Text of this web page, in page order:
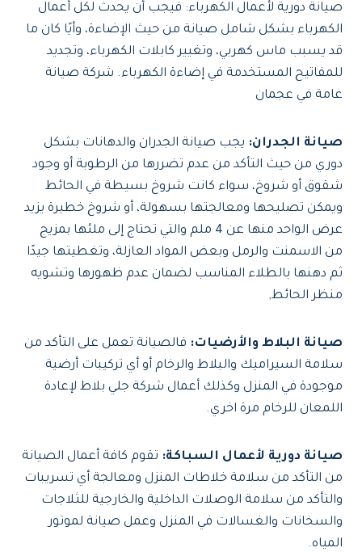
صيانة دورية لأعمال الكهرباء: فيجب أن يحدث لكل أعمال
الكهرباء بشكل شامل صيانة من حيث الإضاءة، وأيًا كان ما
قد يسبب ماس كهربي، وتغيير كابلات الكهرباء، وتجديد
للمفاتيح المستخدمة في إضاءة الكهرباء. شركة صيانة
عامة في عجمان
صيانة الجدران: يجب صيانة الجدران والدهانات بشكل
دوري من حيث التأكد من عدم تضررها من الرطوبة أو وجود
شقوق أو شروخ، سواء كانت شروخ بسيطة في الحائط
ويمكن تصليحها ومعالجتها بسهولة، أو شروخ خطيرة يزيد
عرض الواحد منها عن 4 ملم والتي تحتاج إلى ملئها بمزيج
من الاسمنت والرمل وبعض المواد العازلة، وتغطيتها جيدًا
ثم دهنها بالطلاء المناسب لضمان عدم ظهورها وتشويه
منظر الحائط,
صيانة البلاط والأرضيات: فالصيانة تعمل على التأكد من
سلامة السيراميك والبلاط والرخام أو أي تركيبات أرضية
موجودة في المنزل وكذلك أعمال شركة جلي بلاط لإعادة
اللمعان للرخام مرة اخري.
صيانة دورية لأعمال السباكة: تقوم كافة أعمال الصيانة
من التأكد من سلامة خلاطات المنزل ومعالجة أي تسريبات
والتأكد من سلامة الوصلات الداخلية والخارجية للثلاجات
والسخانات والغسالات في المنزل وعمل صيانة لموتور
المياه.